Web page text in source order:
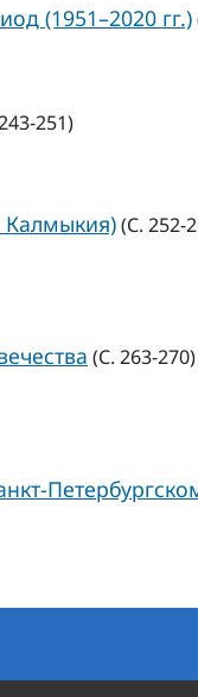
(1951–2020 гг.)
251)
Калмыкия)(С. 252-
(С. 263-270)